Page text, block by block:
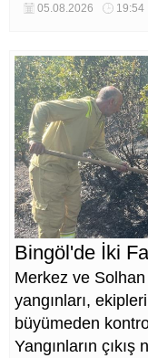
05.08.2026 19:54
Bingöl'de İki
Merkez ve
yangınları,
büyümeden
Yangınların